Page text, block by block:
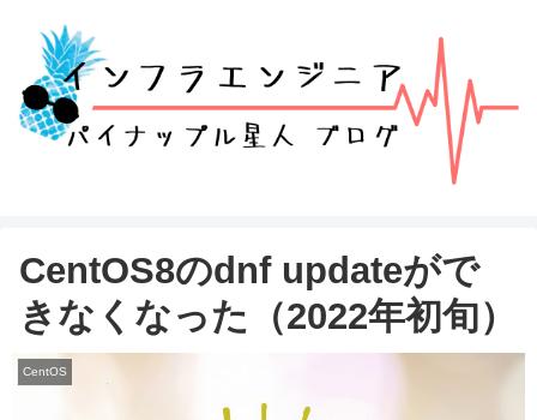
CentOS8のdnf updateがで
きなくなった（2022年初旬）
CentOS